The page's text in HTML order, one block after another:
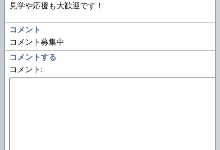
見学や応援も大歓迎です！
コメント
コメント募集中
コメントする
コメント: